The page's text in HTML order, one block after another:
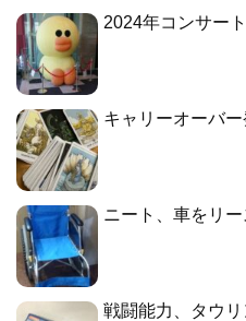
2024年コンサー
キャリーオーバ
ニート、車をリー
戦闘能力、タウ